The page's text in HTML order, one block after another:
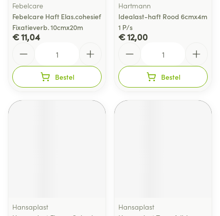
Febelcare
Febelcare Haft Elas.cohesief
Fixatieverb. 10cmx20m
€ 11,04
Bestel
Hartmann
Idealast-haft Rood 6cmx4m
1 P/s
€ 12,00
Bestel
Hansaplast
Hansaplast